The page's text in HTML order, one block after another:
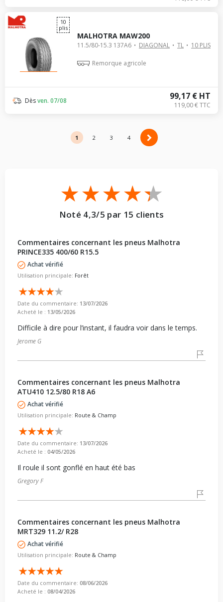
10
plis
MALHOTRA MAW200
11.5/80-15.3 137A6 DIAGONAL TL 10 PLIS
Remorque agricole
99,17 € HT
119,00 € TTC
Dèsven. 07/08
1 2 3 4
Noté 4,3/5 par 15 clients
Commentaires concernant les pneus Malhotra
PRINCE335 400/60 R15.5
Achat vérifié
Utilisation principale: Forêt
Date du commentaire: 13/07/2026
Acheté le : 13/05/2026
Difficile à dire pour l’instant, il faudra voir dans le temps.
Jerome G
Commentaires concernant les pneus Malhotra
ATU410 12.5/80 R18 A6
Achat vérifié
Utilisation principale: Route & Champ
Date du commentaire: 13/07/2026
Acheté le : 04/05/2026
Il roule il sont gonflé en haut été bas
Gregory F
Commentaires concernant les pneus Malhotra
MRT329 11.2/ R28
Achat vérifié
Utilisation principale: Route & Champ
Date du commentaire: 08/06/2026
Acheté le : 08/04/2026